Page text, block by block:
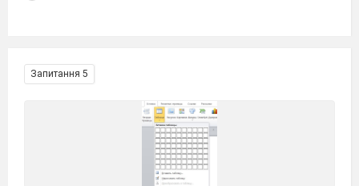
Запитання 5